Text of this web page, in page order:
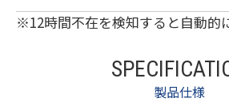
※12時間不在を検知すると自動的
製品仕様